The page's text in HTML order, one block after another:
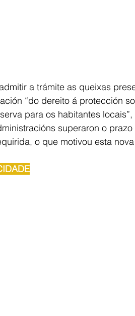
a trámite as queixas
“do dereito á protección
para os habitantes
superaron o
o que motivou esta nova